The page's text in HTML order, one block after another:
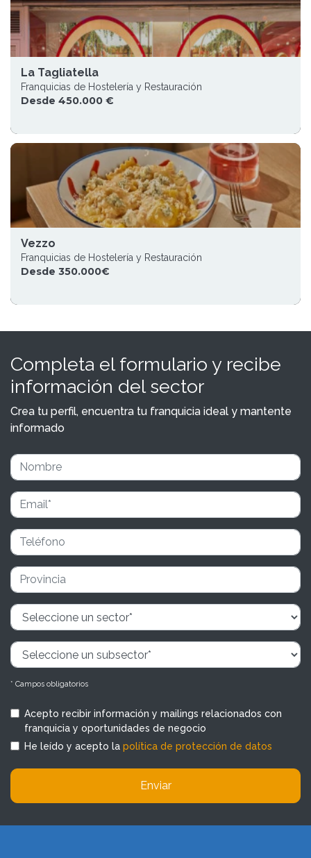
La Tagliatella
Franquicias de Hostelería y Restauración
Desde 450.000 €
Vezzo
Franquicias de Hostelería y Restauración
Desde 350.000€
Completa el formulario y recibe
información del sector
Crea tu perfil, encuentra tu franquicia ideal y mantente
informado
* Campos obligatorios
Acepto recibir información y mailings relacionados con
franquicia y oportunidades de negocio
He leído y acepto la política de protección de datos
Enviar